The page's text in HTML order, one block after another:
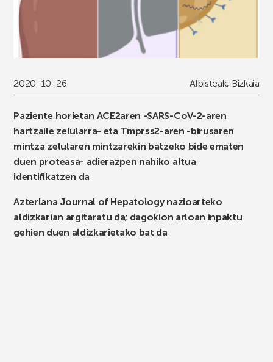
2020-10-26 Albisteak, Bizkaia
Paziente horietan ACE2aren -SARS-CoV-2-aren
hartzaile zelularra- eta Tmprss2-aren -birusaren
mintza zelularen mintzarekin batzeko bide ematen
duen proteasa- adierazpen nahiko altua
identifikatzen da
Azterlana Journal of Hepatology nazioarteko
aldizkarian argitaratu da; dagokion arloan inpaktu
gehien duen aldizkarietako bat da